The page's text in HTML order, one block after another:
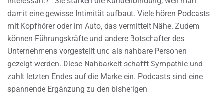
damit eine gewisse Intimität aufbaut. Viele hören Podcasts
mit Kopfhörer oder im Auto, das vermittelt Nähe. Zudem
können Führungskräfte und andere Botschafter des
Unternehmens vorgestellt und als nahbare Personen
gezeigt werden. Diese Nahbarkeit schafft Sympathie und
zahlt letzten Endes auf die Marke ein. Podcasts sind eine
spannende Ergänzung zu den bisherigen